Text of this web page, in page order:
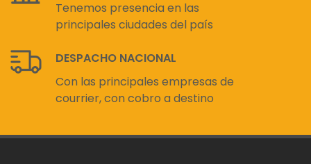
Tenemos presencia en las
principales ciudades del país
DESPACHO NACIONAL
Con las principales empresas de
courrier, con cobro a destino